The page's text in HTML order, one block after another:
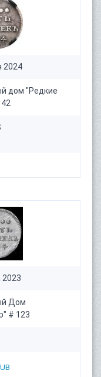
2024
дом "Редкие
2023
Дом
# 123